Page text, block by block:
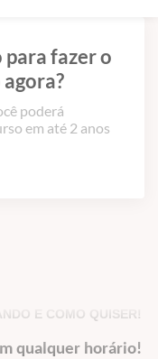
para fazer o
poderá
em até 2 anos
E COMO QUISER!
qualquer horário!